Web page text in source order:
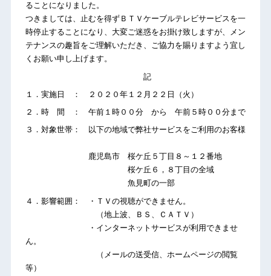
ることになりました。
つきましては、止むを得ずＢＴＶケーブルテレビサービスを一
時停止することになり、大変ご迷惑をお掛け致しますが、メン
テナンスの趣旨をご理解いただき、ご協力を賜りますよう宜し
くお願い申し上げます。
記
１．実施日 ： ２０２０年１２月２２日（火）
２．時 間 ： 午前１時００分 から 午前５時００分まで
３．対象世帯： 以下の地域で弊社サービスをご利用のお客様
鹿児島市 桜ケ丘５丁目８～１２番地
桜ケ丘６，８丁目の全域
魚見町の一部
４．影響範囲： ・ＴＶの視聴ができません。
（地上波、ＢＳ、ＣＡＴＶ）
・インターネットサービスが利用できませ
ん。
（メールの送受信、ホームページの閲覧
等）